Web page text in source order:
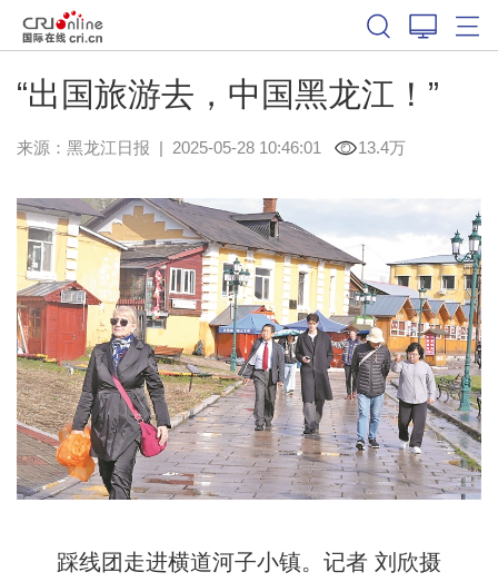
“出国旅游去，中国黑龙江！”
来源： 黑龙江日报 | 2025-05-28 10:46:01 13.4万
踩线团走进横道河子小镇。记者 刘欣摄